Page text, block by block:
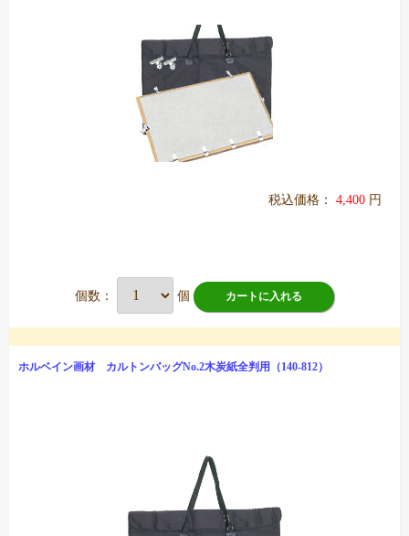
税込価格： 4,400 円
個数： 個 カートに入れる
ホルベイン画材 カルトンバッグNo.2木炭紙全判用（140-812）